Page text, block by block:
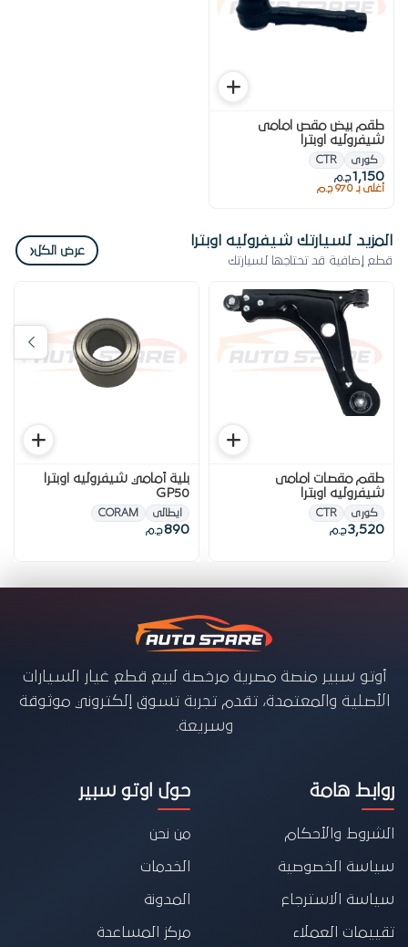
طقم بيض مقص امامى
شيفروليه اوبترا
كورى CTR
1,150ج.م
أغلى بـ 970 ج.م
المزيد لسيارتك شيفروليه اوبترا
قطع إضافية قد تحتاجها لسيارتك
عرض الكل‹
طقم مقصات امامى
شيفروليه اوبترا
كورى CTR
3,520ج.م
بلية أمامي شيفروليه اوبترا
GP50
ايطالى CORAM
890ج.م
أوتو سبير منصة مصرية مرخصة لبيع قطع غيار السيارات
الأصلية والمعتمدة، تقدم تجربة تسوق إلكتروني موثوقة
وسريعة.
روابط هامة
الشروط والأحكام
سياسة الخصوصية
سياسة الاسترجاع
تقييمات العملاء
حول اوتو سبير
من نحن
الخدمات
المدونة
مركز المساعدة